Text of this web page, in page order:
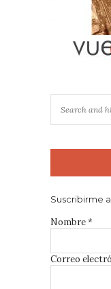
Suscribirme
Nombre*
Correo